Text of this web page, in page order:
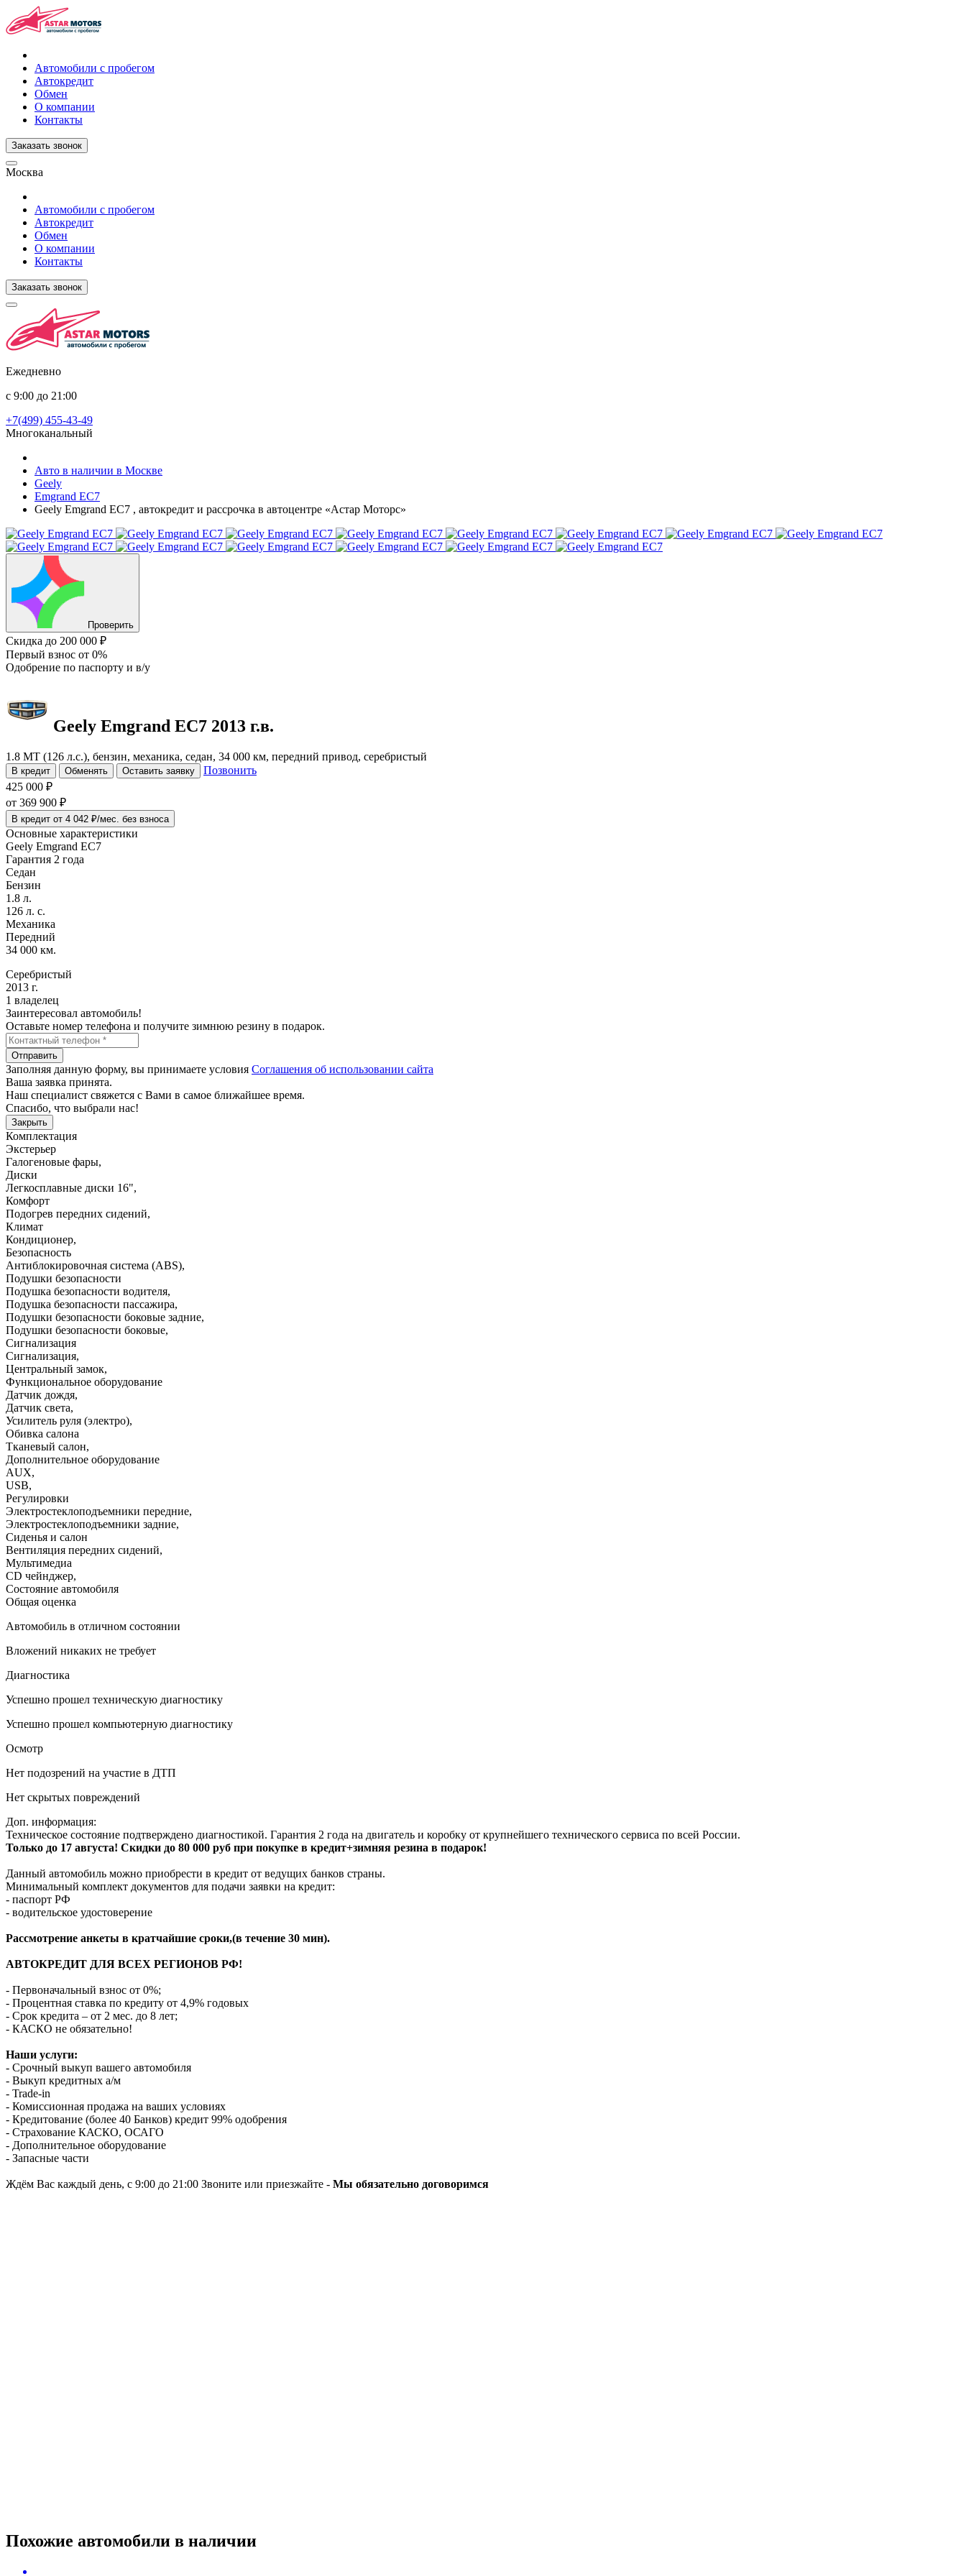
Автомобили с пробегом
Автокредит
Обмен
О компании
Контакты
Заказать звонок
Москва
Автомобили с пробегом
Автокредит
Обмен
О компании
Контакты
Заказать звонок
Ежедневно
с 9:00 до 21:00
+7(499) 455-43-49
Многоканальный
Авто в наличии в Москве
Geely
Emgrand EC7
Geely Emgrand EC7 , автокредит и рассрочка в автоцентре «Астар Моторс»
Проверить
Скидка до 200 000 ₽
Первый взнос от 0%
Одобрение по паспорту и в/у
Geely Emgrand EC7 2013 г.в.
1.8 MT (126 л.с.), бензин, механика, седан, 34 000 км, передний привод, серебристый
В кредит Обменять Оставить заявку
Позвонить
425 000 ₽
от 369 900 ₽
В кредит от 4 042 ₽/мес. без взноса
Основные характеристики
Geely Emgrand EC7
Гарантия 2 года
Седан
Бензин
1.8 л.
126 л. с.
Механика
Передний
34 000 км.
Серебристый
2013 г.
1 владелец
Заинтересовал автомобиль!
Оставьте номер телефона и получите зимнюю резину в подарок.
Отправить
Заполняя данную форму, вы принимаете условия Соглашения об использовании сайта
Ваша заявка принята.
Наш специалист свяжется с Вами в самое ближайшее время.
Спасибо, что выбрали нас!
Закрыть
Комплектация
Экстерьер
Галогеновые фары,
Диски
Легкосплавные диски 16",
Комфорт
Подогрев передних сидений,
Климат
Кондиционер,
Безопасность
Антиблокировочная система (ABS),
Подушки безопасности
Подушка безопасности водителя,
Подушка безопасности пассажира,
Подушки безопасности боковые задние,
Подушки безопасности боковые,
Сигнализация
Сигнализация,
Центральный замок,
Функциональное оборудование
Датчик дождя,
Датчик света,
Усилитель руля (электро),
Обивка салона
Тканевый салон,
Дополнительное оборудование
AUX,
USB,
Регулировки
Электростеклоподъемники передние,
Электростеклоподъемники задние,
Сиденья и салон
Вентиляция передних сидений,
Мультимедиа
CD чейнджер,
Состояние автомобиля
Общая оценка
Автомобиль в отличном состоянии
Вложений никаких не требует
Диагностика
Успешно прошел техническую диагностику
Успешно прошел компьютерную диагностику
Осмотр
Нет подозрений на участие в ДТП
Нет скрытых повреждений
Доп. информация:
Техническое состояние подтверждено диагностикой. Гарантия 2 года на двигатель и коробку от крупнейшего технического сервиса по всей России.
Только до 17 августа! Скидки до 80 000 руб при покупке в кредит+зимняя резина в подарок!
Данный автомобиль можно приобрести в кредит от ведущих банков страны.
Минимальный комплект документов для подачи заявки на кредит:
- паспорт РФ
- водительское удостоверение
Рассмотрение анкеты в кратчайшие сроки,(в течение 30 мин).
АВТОКРЕДИТ ДЛЯ ВСЕХ РЕГИОНОВ РФ!
- Первоначальный взнос от 0%;
- Процентная ставка по кредиту от 4,9% годовых
- Срок кредита – от 2 мес. до 8 лет;
- КАСКО не обязательно!
Наши услуги:
- Срочный выкуп вашего автомобиля
- Выкуп кредитных а/м
- Trade-in
- Комиссионная продажа на ваших условиях
- Кредитование (более 40 Банков) кредит 99% одобрения
- Страхование КАСКО, ОСАГО
- Дополнительное оборудование
- Запасные части
Ждём Вас каждый день, с 9:00 до 21:00 Звоните или приезжайте - Мы обязательно договоримся
Похожие автомобили в наличии